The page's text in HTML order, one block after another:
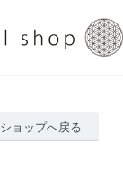
ショップへ戻る